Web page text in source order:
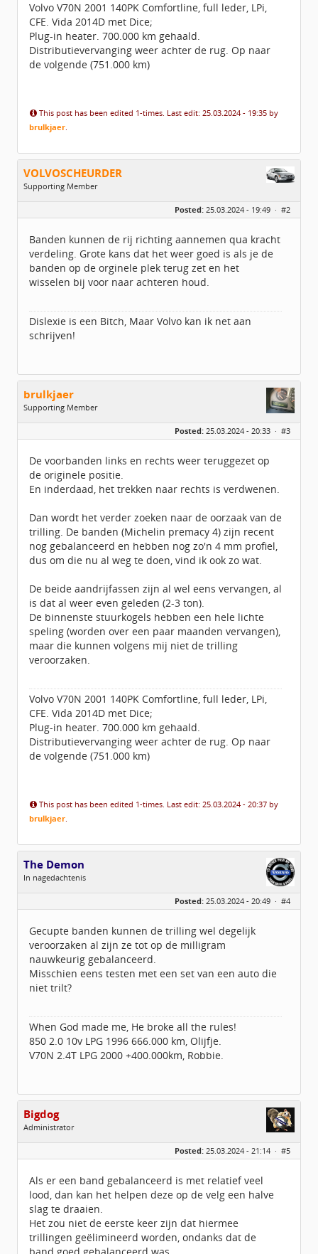
Volvo V70N 2001 140PK Comfortline, full leder, LPi,
CFE. Vida 2014D met Dice;
Plug-in heater. 700.000 km gehaald.
Distributievervanging weer achter de rug. Op naar
de volgende (751.000 km)
This post has been edited 1-times. Last edit: 25.03.2024 - 19:35 by
brulkjaer.
VOLVOSCHEURDER
Supporting Member
Leeftijd:
38
Geregistreerd:01 / 2018
Posted: 25.03.2024 - 19:49 · #2
Banden kunnen de rij richting aannemen qua kracht
verdeling. Grote kans dat het weer goed is als je de
banden op de orginele plek terug zet en het
wisselen bij voor naar achteren houd.
Dislexie is een Bitch, Maar Volvo kan ik net aan
schrijven!
brulkjaer
Supporting Member
Geslacht:
Berichten:
2124
Posted: 25.03.2024 - 20:33 · #3
De voorbanden links en rechts weer teruggezet op
de originele positie.
En inderdaad, het trekken naar rechts is verdwenen.
Dan wordt het verder zoeken naar de oorzaak van de
trilling. De banden (Michelin premacy 4) zijn recent
nog gebalanceerd en hebben nog zo'n 4 mm profiel,
dus om die nu al weg te doen, vind ik ook zo wat.
De beide aandrijfassen zijn al wel eens vervangen, al
is dat al weer even geleden (2-3 ton).
De binnenste stuurkogels hebben een hele lichte
speling (worden over een paar maanden vervangen),
maar die kunnen volgens mij niet de trilling
veroorzaken.
Volvo V70N 2001 140PK Comfortline, full leder, LPi,
CFE. Vida 2014D met Dice;
Plug-in heater. 700.000 km gehaald.
Distributievervanging weer achter de rug. Op naar
de volgende (751.000 km)
This post has been edited 1-times. Last edit: 25.03.2024 - 20:37 by
brulkjaer.
The Demon
In nagedachtenis
Leeftijd:
59
Geregistreerd:09 / 2018
Posted: 25.03.2024 - 20:49 · #4
Gecupte banden kunnen de trilling wel degelijk
veroorzaken al zijn ze tot op de milligram
nauwkeurig gebalanceerd.
Misschien eens testen met een set van een auto die
niet trilt?
When God made me, He broke all the rules!
850 2.0 10v LPG 1996 666.000 km, Olijfje.
V70N 2.4T LPG 2000 +400.000km, Robbie.
Bigdog
Administrator
Geslacht:
Homepage:
volvov70forum.com
Geregistreerd: 07 / 2009
Posted: 25.03.2024 - 21:14 · #5
Als er een band gebalanceerd is met relatief veel
lood, dan kan het helpen deze op de velg een halve
slag te draaien.
Het zou niet de eerste keer zijn dat hiermee
trillingen geëlimineerd worden, ondanks dat de